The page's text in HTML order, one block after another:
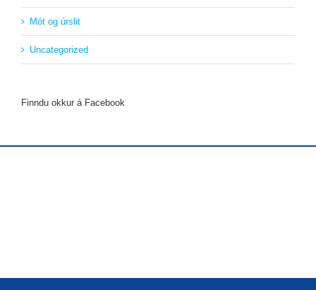
Mót og úrslit
Uncategorized
Finndu okkur á Facebook